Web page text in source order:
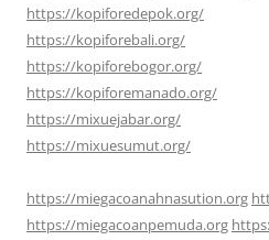
https://kopiforedepok.org/
https://kopiforebali.org/
https://kopiforebogor.org/
https://kopiforemanado.org/
https://mixuejabar.org/
https://mixuesumut.org/
https://miegacoanahnasution.org
https://miegacoanpemuda.org